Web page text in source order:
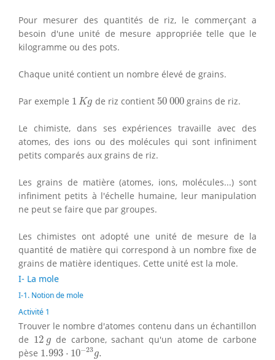
Pour mesurer des quantités de riz, le commerçant a
besoin d'une unité de mesure appropriée telle que le
kilogramme ou des pots.
Chaque unité contient un nombre élevé de grains.
Par exemple 1 Kg
1 Kg de riz contient 50 000
50 000grains de riz.
Le chimiste, dans ses expériences travaille avec des
atomes, des ions ou des molécules qui sont infiniment
petits comparés aux grains de riz.
Les grains de matière (atomes, ions, molécules...) sont
infiniment petits à l'échelle humaine, leur manipulation
ne peut se faire que par groupes.
Les chimistes ont adopté une unité de mesure de la
quantité de matière qui correspond à un nombre fixe de
grains de matière identiques. Cette unité est la mole.
I- La mole
I-1. Notion de mole
Activité 1
Trouver le nombre d'atomes contenu dans un échantillon
de 12 g
12 g de carbone, sachant qu'un atome de carbone
pèse 1.993 ⋅ 10−23g.
1.993 10−23g